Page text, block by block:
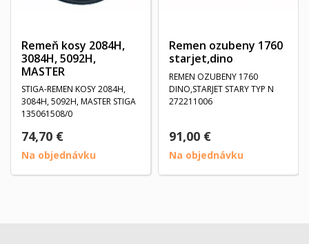
Remeň kosy 2084H,
3084H, 5092H,
MASTER
STIGA-REMEN KOSY 2084H,
3084H, 5092H, MASTER STIGA
135061508/0
74,70 €
Na objednávku
Remen ozubeny 1760
starjet,dino
REMEN OZUBENY 1760
DINO,STARJET STARY TYP N
272211006
91,00 €
Na objednávku